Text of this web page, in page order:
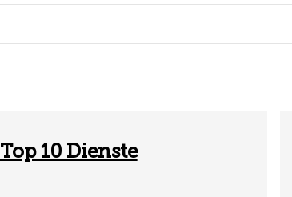
Top 10 Dienste